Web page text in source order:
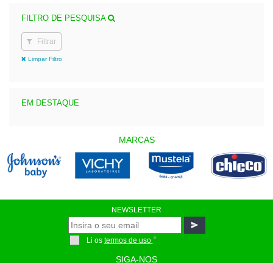
FILTRO DE PESQUISA
Filtrar
Limpar Filtro
EM DESTAQUE
MARCAS
NEWSLETTER
Li os termos de uso *
SIGA-NOS